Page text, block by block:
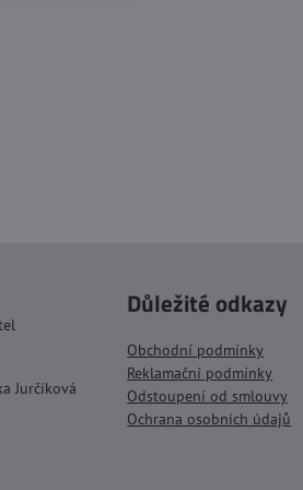
Jurčíková
Důležité odkazy
Obchodní podmínky
Reklamační podmínky
Odstoupení od smlouvy
Ochrana osobních údajů